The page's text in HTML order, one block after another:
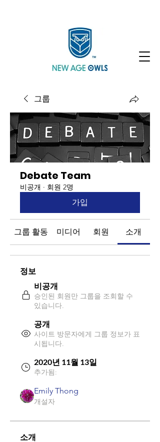
그룹
Debate Team
비공개 · 회원 2명
가입
그룹 활동 미디어 회원 소개
정보
비공개
승인된 회원만 그룹을 조회할 수
있습니다.
공개
사이트 방문자에게 그룹 정보가 표
시됩니다.
2020년 11월 13일
추가됨:
Emily Thong
개설자
소개